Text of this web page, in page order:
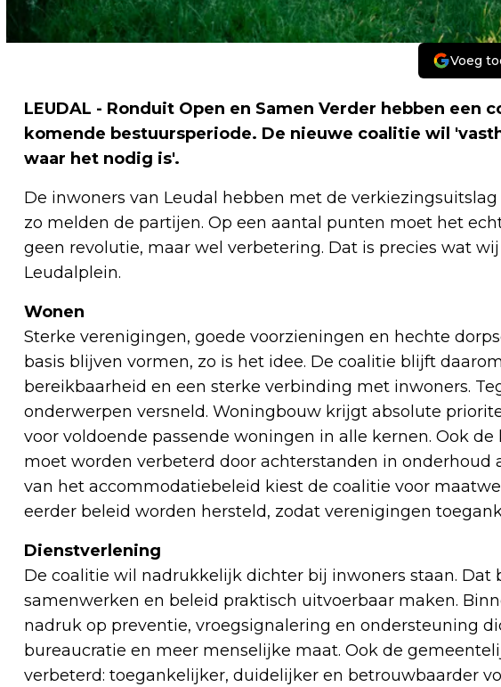
Voeg
LEUDAL - Ronduit Open en Samen Verder hebben
komende bestuursperiode. De nieuwe coalitie wil
waar het nodig is'.
De inwoners van Leudal hebben met de
zo melden de partijen. Op een aantal punten moet het
geen revolutie, maar wel verbetering. Dat is precies wat
Leudalplein.
Wonen
Sterke verenigingen, goede voorzieningen en hechte
basis blijven vormen, zo is het idee. De coalitie blijft
bereikbaarheid en een sterke verbinding met inwoners.
onderwerpen versneld. Woningbouw krijgt absolute
voor voldoende passende woningen in alle kernen. Ook
moet worden verbeterd door achterstanden in onderhoud
van het accommodatiebeleid kiest de coalitie voor
eerder beleid worden hersteld, zodat verenigingen
Dienstverlening
De coalitie wil nadrukkelijk dichter bij inwoners staan. Dat
samenwerken en beleid praktisch uitvoerbaar maken.
nadruk op preventie, vroegsignalering en ondersteuning
bureaucratie en meer menselijke maat. Ook de
verbeterd: toegankelijker, duidelijker en betrouwbaarder